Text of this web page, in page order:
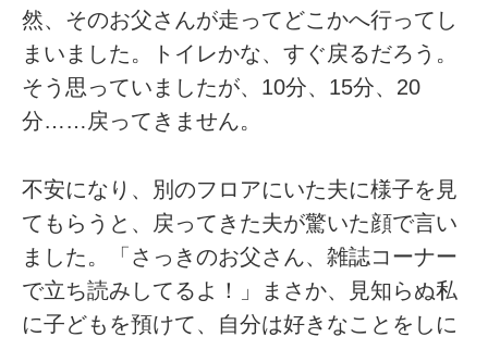
然、そのお父さんが走ってどこかへ行ってし
まいました。トイレかな、すぐ戻るだろう。
そう思っていましたが、10分、15分、20
分……戻ってきません。
不安になり、別のフロアにいた夫に様子を見
てもらうと、戻ってきた夫が驚いた顔で言い
ました。「さっきのお父さん、雑誌コーナー
で立ち読みしてるよ！」まさか、見知らぬ私
に子どもを預けて、自分は好きなことをしに